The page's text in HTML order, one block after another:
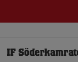
IF